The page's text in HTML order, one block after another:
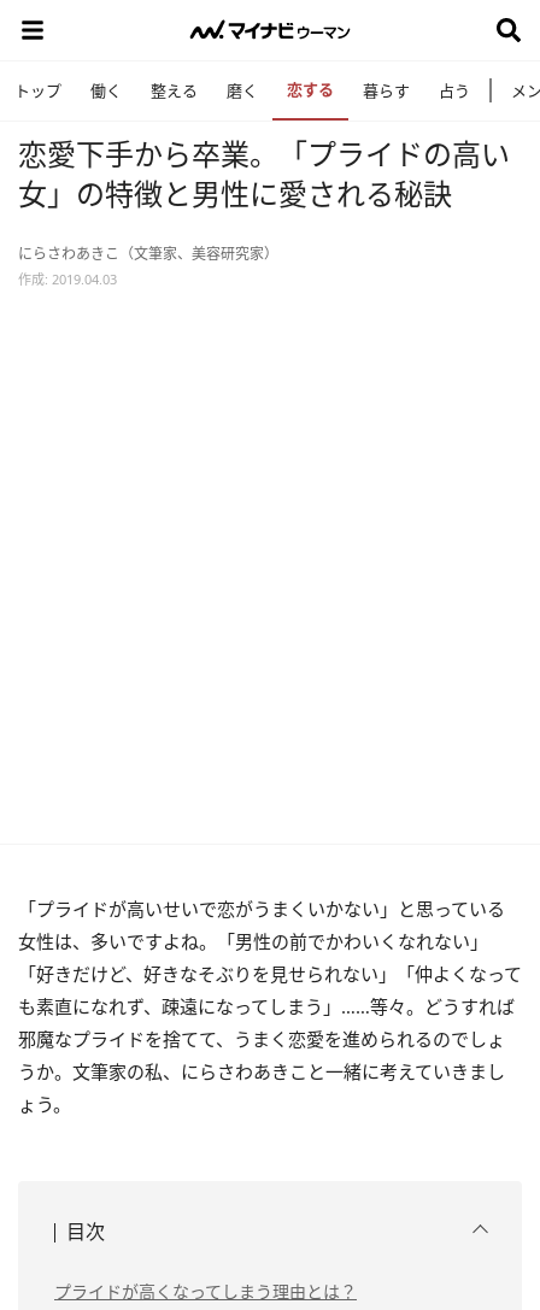
トップ 働く 整える 磨く 恋する 暮らす 占う メ
恋愛下手から卒業。「プライドの高い
女」の特徴と男性に愛される秘訣
にらさわあきこ（文筆家、美容研究家）
作成: 2019.04.03
「プライドが高いせいで恋がうまくいかない」と思っている
女性は、多いですよね。「男性の前でかわいくなれない」
「好きだけど、好きなそぶりを見せられない」「仲よくなって
も素直になれず、疎遠になってしまう」……等々。どうすれば
邪魔なプライドを捨てて、うまく恋愛を進められるのでしょ
うか。文筆家の私、にらさわあきこと一緒に考えていきまし
ょう。
目次
プライドが高くなってしまう理由とは？